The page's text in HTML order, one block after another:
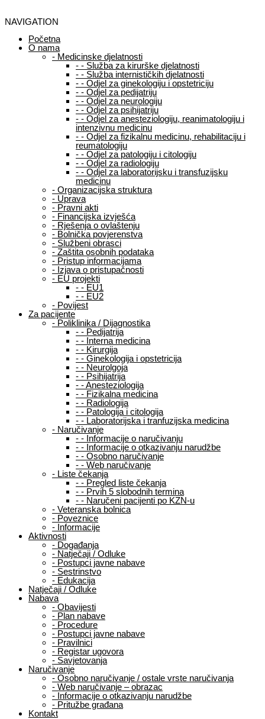
NAVIGATION
Početna
O nama
- Medicinske djelatnosti
- - Služba za kirurške djelatnosti
- - Služba internističkih djelatnosti
- - Odjel za ginekologiju i opstetriciju
- - Odjel za pedijatriju
- - Odjel za neurologiju
- - Odjel za psihijatriju
- - Odjel za anesteziologiju, reanimatologiju i
intenzivnu medicinu
- - Odjel za fizikalnu medicinu, rehabilitaciju i
reumatologiju
- - Odjel za patologiju i citologiju
- - Odjel za radiologiju
- - Odjel za laboratorijsku i transfuzijsku
medicinu
- Organizacijska struktura
- Uprava
- Pravni akti
- Financijska izvješća
- Rješenja o ovlaštenju
- Bolnička povjerenstva
- Službeni obrasci
- Zaštita osobnih podataka
- Pristup informacijama
- Izjava o pristupačnosti
- EU projekti
- - EU1
- - EU2
- Povijest
Za pacijente
- Poliklinika / Dijagnostika
- - Pedijatrija
- - Interna medicina
- - Kirurgija
- - Ginekologija i opstetricija
- - Neurolgoja
- - Psihijatrija
- -Anesteziologija
- - Fizikalna medicina
- - Radiologija
- - Patologija i citologija
- - Laboratorijska i tranfuzijska medicina
- Naručivanje
- - Informacije o naručivanju
- - Informacije o otkazivanju narudžbe
- - Osobno naručivanje
- - Web naručivanje
- Liste čekanja
- - Pregled liste čekanja
- - Prvih 5 slobodnih termina
- - Naručeni pacijenti po KZN-u
- Veteranska bolnica
- Poveznice
- Informacije
Aktivnosti
- Događanja
- Natječaji / Odluke
- Postupci javne nabave
- Sestrinstvo
- Edukacija
Natječaji / Odluke
Nabava
- Obavijesti
- Plan nabave
- Procedure
- Postupci javne nabave
- Pravilnici
- Registar ugovora
- Savjetovanja
Naručivanje
- Osobno naručivanje / ostale vrste naručivanja
- Web naručivanje – obrazac
- Informacije o otkazivanju narudžbe
- Pritužbe građana
Kontakt